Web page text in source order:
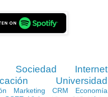
Sociedad
Internet
Universidad
Marketing CRM
Economía